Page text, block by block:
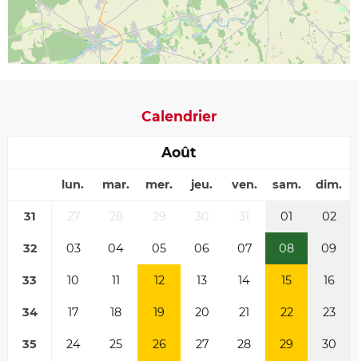
Calendrier
Août
lun. mar. mer. jeu. ven. sam. dim.
31 27 28 29 30 31 01 02
32 03 04 05 06 07 08 09
33 10 11 12 13 14 15 16
34 17 18 19 20 21 22 23
35 24 25 26 27 28 29 30